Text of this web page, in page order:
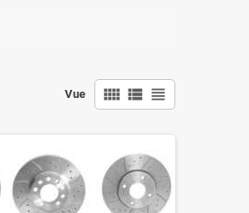
Vue view_comfy view_list view_headline